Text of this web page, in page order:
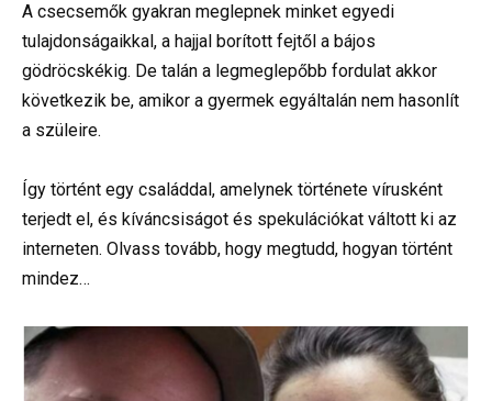
A csecsemők gyakran meglepnek minket egyedi
tulajdonságaikkal, a hajjal borított fejtől a bájos
gödröcskékig. De talán a legmeglepőbb fordulat akkor
következik be, amikor a gyermek egyáltalán nem hasonlít
a szüleire.
Így történt egy családdal, amelynek története vírusként
terjedt el, és kíváncsiságot és spekulációkat váltott ki az
interneten. Olvass tovább, hogy megtudd, hogyan történt
mindez…